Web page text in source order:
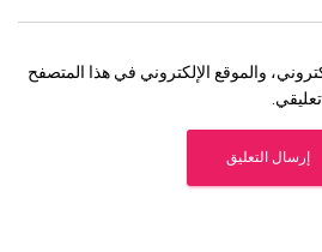
والموقع الإلكتروني في هذا المتصفح